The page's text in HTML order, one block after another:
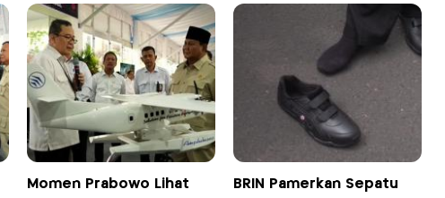
Momen Prabowo Lihat BRIN Pamerkan Sepatu